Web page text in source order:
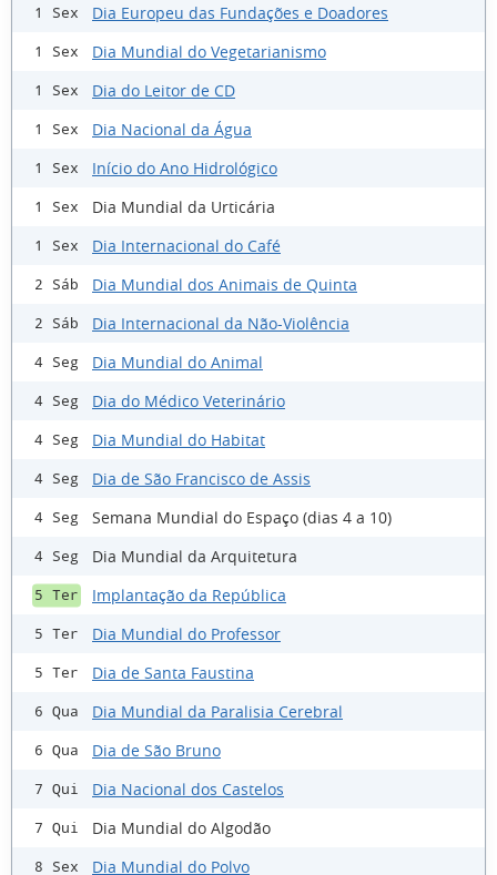
1 Sex Dia Europeu das Fundações e Doadores
1 Sex Dia Mundial do Vegetarianismo
1 Sex Dia do Leitor de CD
1 Sex Dia Nacional da Água
1 Sex Início do Ano Hidrológico
1 Sex Dia Mundial da Urticária
1 Sex Dia Internacional do Café
2 Sáb Dia Mundial dos Animais de Quinta
2 Sáb Dia Internacional da Não-Violência
4 Seg Dia Mundial do Animal
4 Seg Dia do Médico Veterinário
4 Seg Dia Mundial do Habitat
4 Seg Dia de São Francisco de Assis
4 Seg Semana Mundial do Espaço (dias 4 a 10)
4 Seg Dia Mundial da Arquitetura
5 Ter Implantação da República
5 Ter Dia Mundial do Professor
5 Ter Dia de Santa Faustina
6 Qua Dia Mundial da Paralisia Cerebral
6 Qua Dia de São Bruno
7 Qui Dia Nacional dos Castelos
7 Qui Dia Mundial do Algodão
8 Sex Dia Mundial do Polvo